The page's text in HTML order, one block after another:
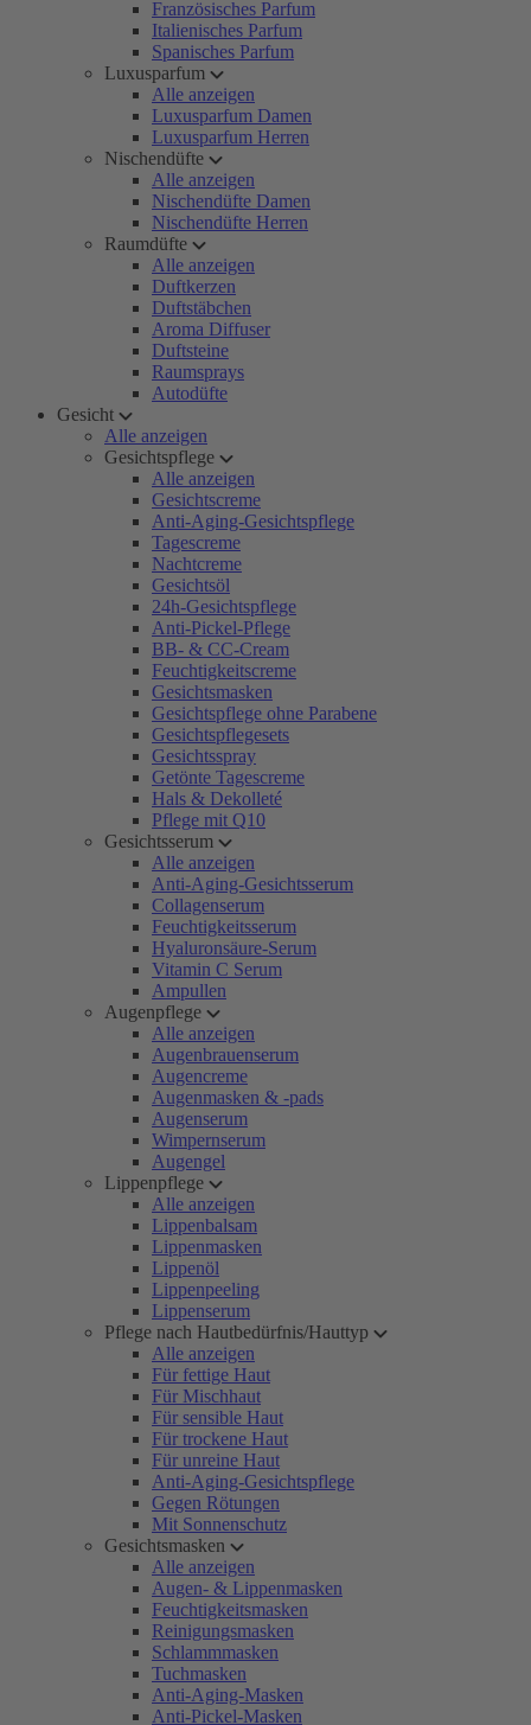
Französisches Parfum
Italienisches Parfum
Spanisches Parfum
Luxusparfum
Alle anzeigen
Luxusparfum Damen
Luxusparfum Herren
Nischendüfte
Alle anzeigen
Nischendüfte Damen
Nischendüfte Herren
Raumdüfte
Alle anzeigen
Duftkerzen
Duftstäbchen
Aroma Diffuser
Duftsteine
Raumsprays
Autodüfte
Gesicht
Alle anzeigen
Gesichtspflege
Alle anzeigen
Gesichtscreme
Anti-Aging-Gesichtspflege
Tagescreme
Nachtcreme
Gesichtsöl
24h-Gesichtspflege
Anti-Pickel-Pflege
BB- & CC-Cream
Feuchtigkeitscreme
Gesichtsmasken
Gesichtspflege ohne Parabene
Gesichtspflegesets
Gesichtsspray
Getönte Tagescreme
Hals & Dekolleté
Pflege mit Q10
Gesichtsserum
Alle anzeigen
Anti-Aging-Gesichtsserum
Collagenserum
Feuchtigkeitsserum
Hyaluronsäure-Serum
Vitamin C Serum
Ampullen
Augenpflege
Alle anzeigen
Augenbrauenserum
Augencreme
Augenmasken & -pads
Augenserum
Wimpernserum
Augengel
Lippenpflege
Alle anzeigen
Lippenbalsam
Lippenmasken
Lippenöl
Lippenpeeling
Lippenserum
Pflege nach Hautbedürfnis/Hauttyp
Alle anzeigen
Für fettige Haut
Für Mischhaut
Für sensible Haut
Für trockene Haut
Für unreine Haut
Anti-Aging-Gesichtspflege
Gegen Rötungen
Mit Sonnenschutz
Gesichtsmasken
Alle anzeigen
Augen- & Lippenmasken
Feuchtigkeitsmasken
Reinigungsmasken
Schlammmasken
Tuchmasken
Anti-Aging-Masken
Anti-Pickel-Masken